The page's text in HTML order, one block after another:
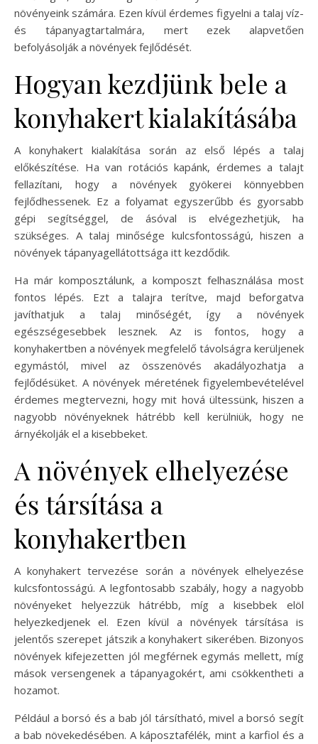
növényeink számára. Ezen kívül érdemes figyelni a talaj víz-
és tápanyagtartalmára, mert ezek alapvetően
befolyásolják a növények fejlődését.
Hogyan kezdjünk bele a
konyhakert kialakításába
A konyhakert kialakítása során az első lépés a talaj
előkészítése. Ha van rotációs kapánk, érdemes a talajt
fellazítani, hogy a növények gyökerei könnyebben
fejlődhessenek. Ez a folyamat egyszerűbb és gyorsabb
gépi segítséggel, de ásóval is elvégezhetjük, ha
szükséges. A talaj minősége kulcsfontosságú, hiszen a
növények tápanyagellátottsága itt kezdődik.
Ha már komposztálunk, a komposzt felhasználása most
fontos lépés. Ezt a talajra terítve, majd beforgatva
javíthatjuk a talaj minőségét, így a növények
egészségesebbek lesznek. Az is fontos, hogy a
konyhakertben a növények megfelelő távolságra kerüljenek
egymástól, mivel az összenövés akadályozhatja a
fejlődésüket. A növények méretének figyelembevételével
érdemes megtervezni, hogy mit hová ültessünk, hiszen a
nagyobb növényeknek hátrébb kell kerülniük, hogy ne
árnyékolják el a kisebbeket.
A növények elhelyezése
és társítása a
konyhakertben
A konyhakert tervezése során a növények elhelyezése
kulcsfontosságú. A legfontosabb szabály, hogy a nagyobb
növényeket helyezzük hátrébb, míg a kisebbek elöl
helyezkedjenek el. Ezen kívül a növények társítása is
jelentős szerepet játszik a konyhakert sikerében. Bizonyos
növények kifejezetten jól megférnek egymás mellett, míg
mások versengenek a tápanyagokért, ami csökkentheti a
hozamot.
Például a borsó és a bab jól társítható, mivel a borsó segít
a bab növekedésében. A káposztafélék, mint a karfiol és a